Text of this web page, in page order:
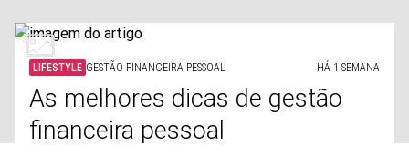
LIFESTYLE GESTÃO FINANCEIRA PESSOAL HÁ 1 SEMANA
As melhores dicas de gestão
financeira pessoal